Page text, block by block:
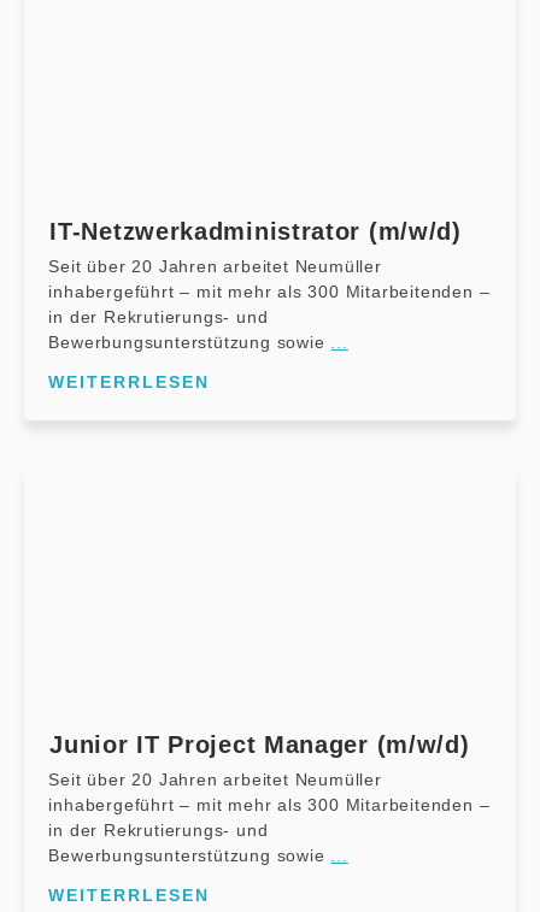
IT-Netzwerkadministrator (m/w/d)
Seit über 20 Jahren arbeitet Neumüller
inhabergeführt – mit mehr als 300 Mitarbeitenden –
in der Rekrutierungs- und
Bewerbungsunterstützung sowie
WEITERRLESEN
Junior IT Project Manager (m/w/d)
Seit über 20 Jahren arbeitet Neumüller
inhabergeführt – mit mehr als 300 Mitarbeitenden –
in der Rekrutierungs- und
Bewerbungsunterstützung sowie
WEITERRLESEN